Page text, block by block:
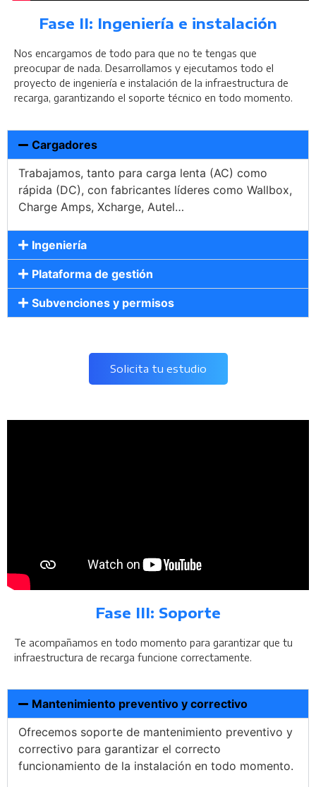
Fase II: Ingeniería e instalación
Nos encargamos de todo para que no te tengas que
preocupar de nada. Desarrollamos y ejecutamos todo el
proyecto de ingeniería e instalación de la infraestructura de
recarga, garantizando el soporte técnico en todo momento.
Cargadores
Trabajamos, tanto para carga lenta (AC) como
rápida (DC), con fabricantes líderes como Wallbox,
Charge Amps, Xcharge, Autel…
Ingeniería
Plataforma de gestión
Subvenciones y permisos
Solicita tu estudio
Fase III: Soporte
Te acompañamos en todo momento para garantizar que tu
infraestructura de recarga funcione correctamente.
Mantenimiento preventivo y correctivo
Ofrecemos soporte de mantenimiento preventivo y
correctivo para garantizar el correcto
funcionamiento de la instalación en todo momento.